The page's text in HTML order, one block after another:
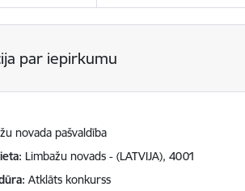
par iepirkumu
novada pašvaldība
Limbažu novads - (LATVIJA), 4001
Atklāts konkurss